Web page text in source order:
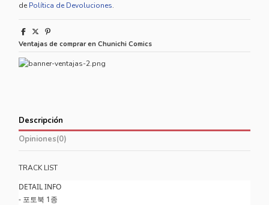
de Política de Devoluciones.
Ventajas de comprar en Chunichi Comics
Descripción
Opiniones(0)
TRACK LIST
DETAIL INFO
- 포토북 1종